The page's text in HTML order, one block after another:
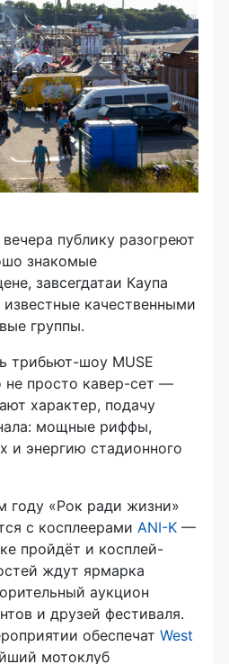
публику разогреют
знакомые
завсегдатаи Каупа
качественными
группы.
трибьют-шоу MUSE
не просто кавер-сет —
характер, подачу
мощные риффы,
и энергию стадионного
году «Рок ради жизни»
с косплеерами ANI-K —
пройдёт и косплей-
ждут ярмарка
аукцион
и друзей фестиваля.
обеспечат West
мотоклуб